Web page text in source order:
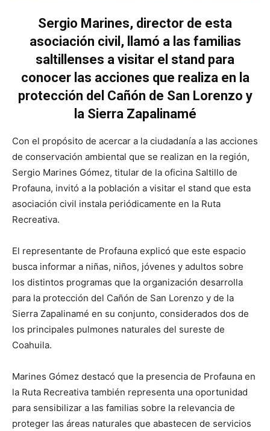
Sergio Marines, director de esta
asociación civil, llamó a las familias
saltillenses a visitar el stand para
conocer las acciones que realiza en la
protección del Cañón de San Lorenzo y
la Sierra Zapalinamé
Con el propósito de acercar a la ciudadanía a las acciones
de conservación ambiental que se realizan en la región,
Sergio Marines Gómez, titular de la oficina Saltillo de
Profauna, invitó a la población a visitar el stand que esta
asociación civil instala periódicamente en la Ruta
Recreativa.
El representante de Profauna explicó que este espacio
busca informar a niñas, niños, jóvenes y adultos sobre
los distintos programas que la organización desarrolla
para la protección del Cañón de San Lorenzo y de la
Sierra Zapalinamé en su conjunto, considerados dos de
los principales pulmones naturales del sureste de
Coahuila.
Marines Gómez destacó que la presencia de Profauna en
la Ruta Recreativa también representa una oportunidad
para sensibilizar a las familias sobre la relevancia de
proteger las áreas naturales que abastecen de servicios